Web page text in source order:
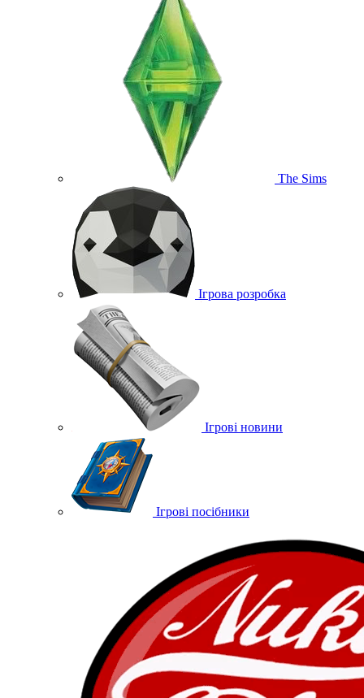
The Sims
Ігрова розробка
Ігрові новини
Ігрові посібники